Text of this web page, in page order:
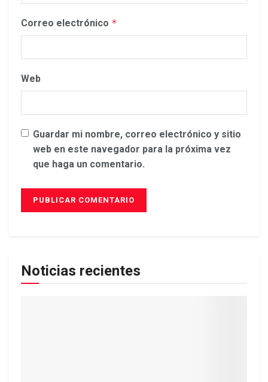
Correo electrónico *
Web
Guardar mi nombre, correo electrónico y sitio
web en este navegador para la próxima vez
que haga un comentario.
Noticias recientes